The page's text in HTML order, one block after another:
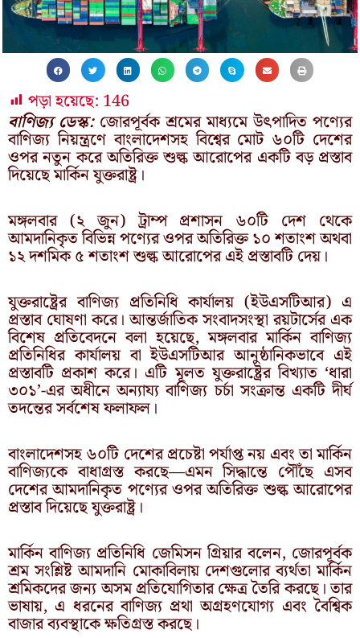
পড়া হয়েছে: 146
বাণিজ্য ডেস্ক:জোরপূর্বক শ্রমের মাধ্যমে উৎপাদিত পণ্যের
বাণিজ্য নিয়ন্ত্রণে বাংলাদেশসহ বিশ্বের মোট ৬০টি দেশের
ওপর নতুন করে অতিরিক্ত শুল্ক আরোপের একটি বড় প্রস্তাব
দিয়েছে মার্কিন যুক্তরাষ্ট্র।
মঙ্গলবার (২ জুন) ট্রাম্প প্রশাসন ৬০টি দেশ থেকে
আমদানিকৃত বিভিন্ন পণ্যের ওপর অতিরিক্ত ১০ শতাংশ অথবা
১২ দশমিক ৫ শতাংশ শুল্ক আরোপের এই প্রস্তাবটি দেয়।
যুক্তরাষ্ট্রের বাণিজ্য প্রতিনিধি কার্যালয় (ইউএসটিআর) এ
প্রস্তাব ঘোষণা করে। আন্তর্জাতিক সংবাদসংস্থা রয়টার্সের এক
বিশেষ প্রতিবেদনে বলা হয়েছে, মঙ্গলবার মার্কিন বাণিজ্য
প্রতিনিধির কার্যালয় বা ইউএসটিআর আনুষ্ঠানিকভাবে এই
প্রস্তাবটি প্রকাশ করে। এটি মূলত যুক্তরাষ্ট্রের বিখ্যাত ‘ধারা
৩০১’-এর অধীনে অন্যায্য বাণিজ্য চর্চা সংক্রান্ত একটি দীর্ঘ
তদন্তের সর্বশেষ ফলাফল।
বাংলাদেশসহ ৬০টি দেশের প্রচেষ্টা পর্যাপ্ত নয় এবং তা মার্কিন
বাণিজ্যকে বাধাগ্রস্ত করছে—এমন সিদ্ধান্তে পৌঁছে এসব
দেশের আমদানিকৃত পণ্যের ওপর অতিরিক্ত শুল্ক আরোপের
প্রস্তাব দিয়েছে যুক্তরাষ্ট্র।
মার্কিন বাণিজ্য প্রতিনিধি জেমিসন গ্রিয়ার বলেন, জোরপূর্বক
শ্রম সংশ্লিষ্ট আমদানি মোকাবিলায় দেশগুলোর ব্যর্থতা মার্কিন
শ্রমিকদের জন্য অসম প্রতিযোগিতার ক্ষেত্র তৈরি করছে। তার
ভাষায়, এ ধরনের বাণিজ্য প্রথা অগ্রহণযোগ্য এবং বৈশ্বিক
বাজার ব্যবস্থাকে ক্ষতিগ্রস্ত করছে।